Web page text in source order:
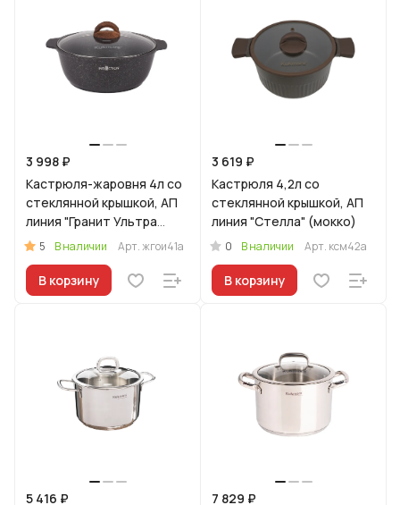
3 998 ₽
Кастрюля-жаровня 4л со
стеклянной крышкой, АП
линия "Гранит Ультра
Индукционная"
5 В наличии Арт.жгои41а
В корзину
3 619 ₽
Кастрюля 4,2л со
стеклянной крышкой, АП
линия "Стелла" (мокко)
0 В наличии Арт. ксм42а
В корзину
5 416 ₽
7 829 ₽